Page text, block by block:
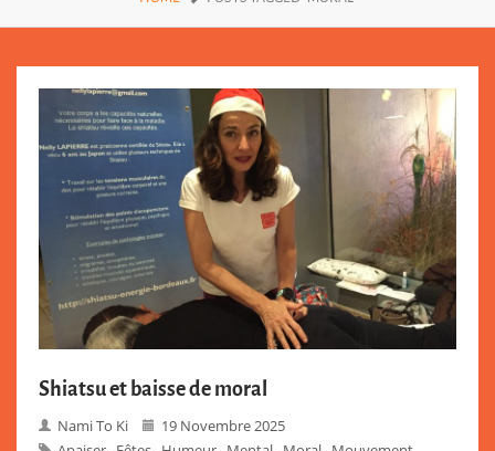
Shiatsu et baisse de moral
Nami To Ki
19 Novembre 2025